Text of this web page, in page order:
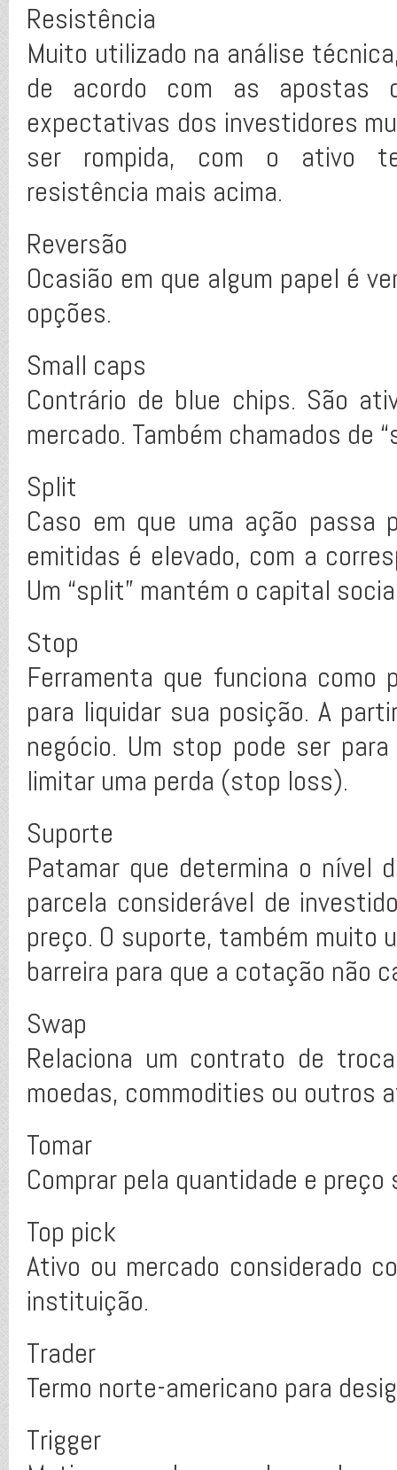
Resistência
Muito utilizado na análise
de acordo com as apostas
expectativas dos investidores
ser rompida, com o ativo
resistência mais acima.
Reversão
Ocasião em que algum papel é
opções.
Small caps
Contrário de blue chips. São
mercado. Também chamados de
Split
Caso em que uma ação passa
emitidas é elevado, com a
Um “split” mantém o capital
Stop
Ferramenta que funciona
para liquidar sua posição. A
negócio. Um stop pode ser
limitar uma perda (stop loss).
Suporte
Patamar que determina o nível
parcela considerável de
preço. O suporte, também muito
barreira para que a cotação não
Swap
Relaciona um contrato de
moedas, commodities ou outros
Tomar
Comprar pela quantidade e preço
Top pick
Ativo ou mercado considerado
instituição.
Trader
Termo norte-americano para
Trigger